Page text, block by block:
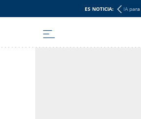
ES NOTICIA: IA